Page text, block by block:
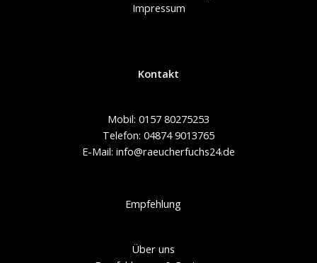
Impressum
Kontakt
Mobil: 0157 80275253
Telefon: 04874 9013765
E-Mail: info@raeucherfuchs24.de
Empfehlung
Über uns